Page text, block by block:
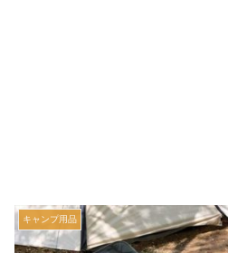
キャンプ用品